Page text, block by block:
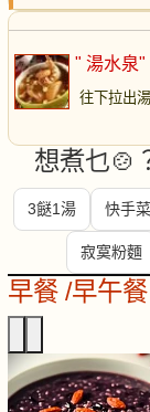
" 湯水泉"
往下拉出
想煮乜🍲
3餸1湯 快手菜
寂寞粉麵
早餐 /早午